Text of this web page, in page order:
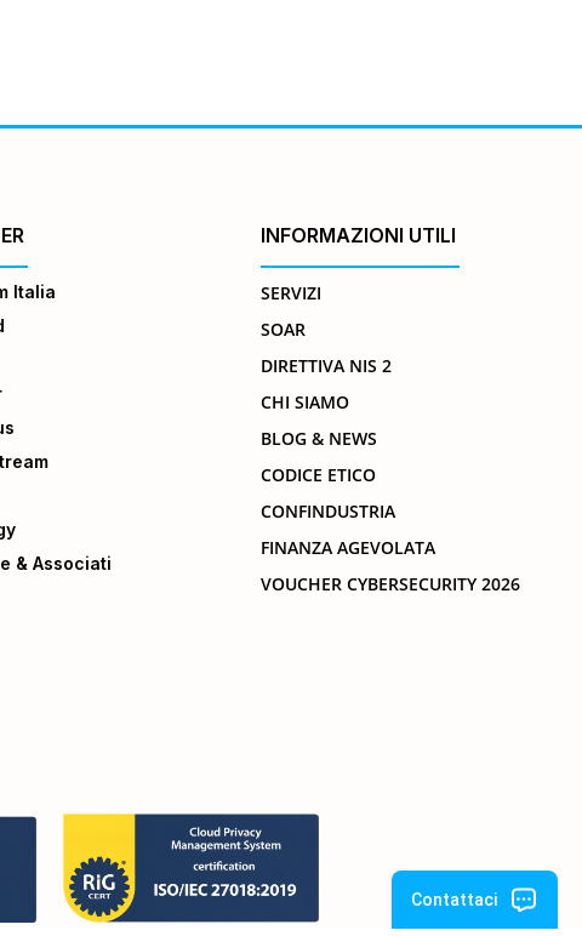
Italia
& Associati
INFORMAZIONI UTILI
SERVIZI
SOAR
DIRETTIVA NIS 2
CHI SIAMO
BLOG & NEWS
CODICE ETICO
CONFINDUSTRIA
FINANZA AGEVOLATA
VOUCHER CYBERSECURITY 2026